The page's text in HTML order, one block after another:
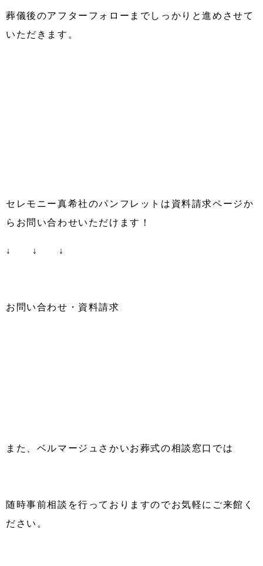
葬儀後のアフターフォローまでしっかりと進めさせて
いただきます。
セレモニー真希社のパンフレットは資料請求ページか
らお問い合わせいただけます！
↓ ↓ ↓
お問い合わせ・資料請求
また、ベルマージュさかいお葬式の相談窓口では
随時事前相談を行っておりますのでお気軽にご来館く
ださい。